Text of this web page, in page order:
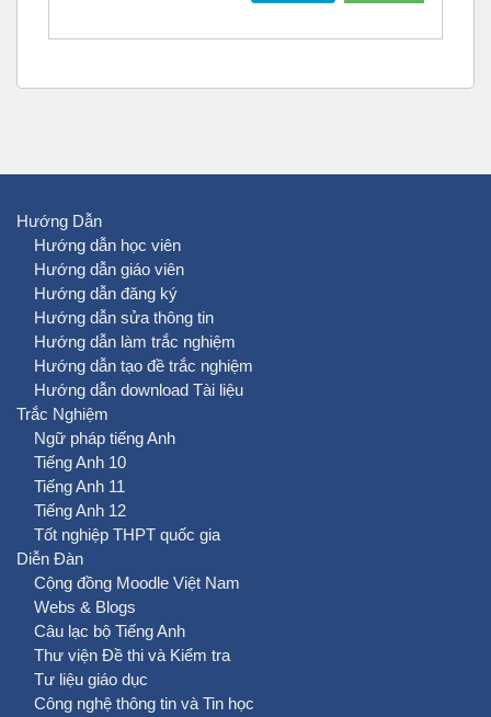
Hướng Dẫn
Hướng dẫn học viên
Hướng dẫn giáo viên
Hướng dẫn đăng ký
Hướng dẫn sửa thông tin
Hướng dẫn làm trắc nghiệm
Hướng dẫn tạo đề trắc nghiệm
Hướng dẫn download Tài liệu
Trắc Nghiệm
Ngữ pháp tiếng Anh
Tiếng Anh 10
Tiếng Anh 11
Tiếng Anh 12
Tốt nghiệp THPT quốc gia
Diễn Đàn
Cộng đồng Moodle Việt Nam
Webs & Blogs
Câu lạc bộ Tiếng Anh
Thư viện Đề thi và Kiểm tra
Tư liệu giáo dục
Công nghệ thông tin và Tin học